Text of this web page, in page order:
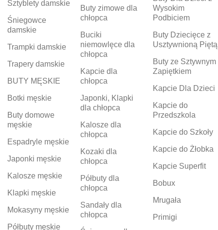
Sztyblety damskie
Śniegowce
damskie
Trampki damskie
Trapery damskie
BUTY MĘSKIE
Botki męskie
Buty domowe
męskie
Espadryle męskie
Japonki męskie
Kalosze męskie
Klapki męskie
Mokasyny męskie
Półbuty męskie
Buty zimowe dla
chłopca
Buciki
niemowlęce dla
chłopca
Kapcie dla
chłopca
Japonki, Klapki
dla chłopca
Kalosze dla
chłopca
Kozaki dla
chłopca
Półbuty dla
chłopca
Sandały dla
chłopca
Wysokim
Podbiciem
Buty Dziecięce z
Usztywnioną Piętą
Buty ze Sztywnym
Zapiętkiem
Kapcie Dla Dzieci
Kapcie do
Przedszkola
Kapcie do Szkoły
Kapcie do Żłobka
Kapcie Superfit
Bobux
Mrugała
Primigi